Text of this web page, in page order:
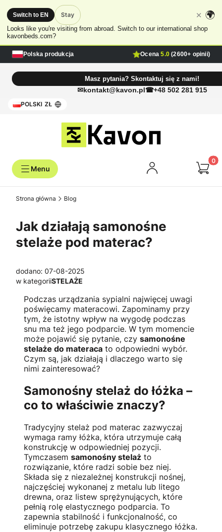
🌍
Looks like you're visiting from abroad. Switch to our international shop
kavonbeds.com?
Switch to EN Stay ✕
Polska produkcja Ocena5.0 (2600+ opinii)
Masz pytania? Skontaktuj się z nami!
kontakt@kavon.pl +48 502 281 915
POLSKI ZŁ
Strona główna Blog
Jak działają samonośne
stelaże pod materac?
dodano: 07-08-2025
w kategoriiSTELAŻE
Podczas urządzania sypialni najwięcej uwagi
poświęcamy materacowi. Zapominamy przy
tym, że istotny wpływ na wygodę podczas
snu ma też jego podparcie. W tym momencie
może pojawić się pytanie, czy samonośne
stelaże do materaca to odpowiedni wybór.
Czym są, jak działają i dlaczego warto się
nimi zainteresować?
Samonośny stelaż do łóżka –
co to właściwie znaczy?
Tradycyjny stelaż pod materac zazwyczaj
wymaga ramy łóżka, która utrzymuje całą
konstrukcję w odpowiedniej pozycji.
Tymczasem samonośny stelaż to
rozwiązanie, które radzi sobie bez niej.
Składa się z niezależnej konstrukcji nośnej,
najczęściej wykonanej z metalu lub litego
drewna, oraz listew sprężynujących, które
pełnią rolę elastycznego podparcia. To
zapewnia stabilność i funkcjonalność, co
eliminuje potrzebę zakupu klasycznego łóżka.